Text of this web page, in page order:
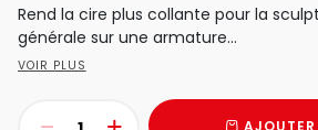
Rend la cire plus collante pour la
générale sur une armature...
VOIR PLUS